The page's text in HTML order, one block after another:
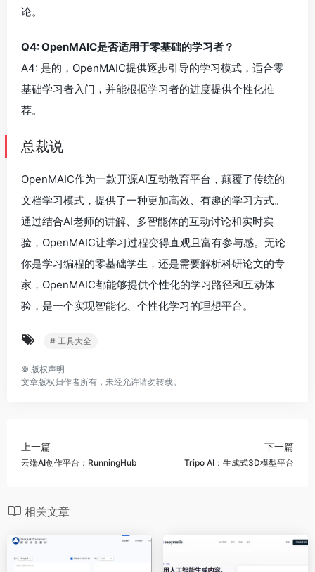
论。
Q4: OpenMAIC是否适用于零基础的学习者？
A4: 是的，OpenMAIC提供逐步引导的学习模式，适合零
基础学习者入门，并能根据学习者的进度提供个性化推
荐。
总裁说
OpenMAIC作为一款开源AI互动教育平台，颠覆了传统的
文档学习模式，提供了一种更加高效、有趣的学习方式。
通过结合AI老师的讲解、多智能体的互动讨论和实时实
验，OpenMAIC让学习过程变得直观且富有参与感。无论
你是学习编程的零基础学生，还是需要解析科研论文的专
家，OpenMAIC都能够提供个性化的学习路径和互动体
验，是一个实现智能化、个性化学习的理想平台。
# 工具大全
© 版权声明
文章版权归作者所有，未经允许请勿转载。
上一篇
云端AI创作平台：RunningHub
下一篇
Tripo AI：生成式3D模型平台
相关文章